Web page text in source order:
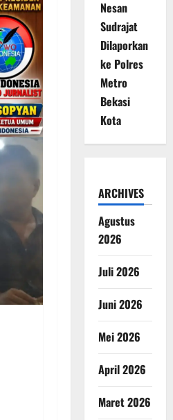
Nesan
Sudrajat
Dilaporkan
ke Polres
Metro
Bekasi
Kota
ARCHIVES
Agustus
2026
Juli 2026
Juni 2026
Mei 2026
April 2026
Maret 2026